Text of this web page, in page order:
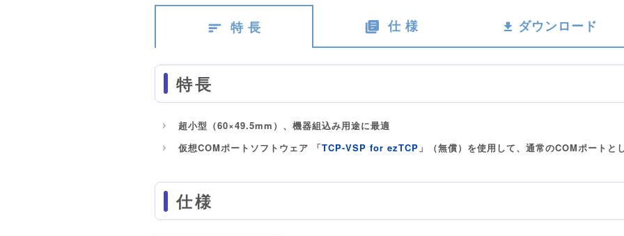
特 長 仕 様 ダウンロード
特長
超小型（60×49.5mm）、機器組込み用途に最適
仮想COMポートソフトウェア 「TCP-VSP for ezTCP 」（無償）を使用して、通常のCOMポートと
仕様